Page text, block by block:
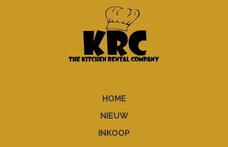
HOME
NIEUW
INKOOP